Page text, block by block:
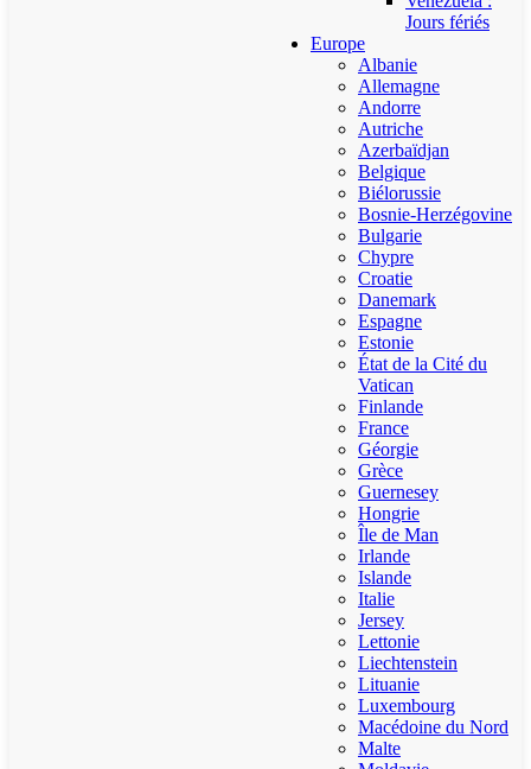
Jours fériés
Europe
Albanie
Allemagne
Andorre
Autriche
Azerbaïdjan
Belgique
Biélorussie
Bosnie-Herzégovine
Bulgarie
Chypre
Croatie
Danemark
Espagne
Estonie
État de la Cité du
Vatican
Finlande
France
Géorgie
Grèce
Guernesey
Hongrie
Île de Man
Irlande
Islande
Italie
Jersey
Lettonie
Liechtenstein
Lituanie
Luxembourg
Macédoine du Nord
Malte